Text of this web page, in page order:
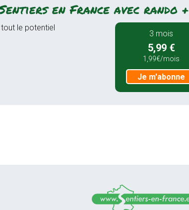
en France avec rando +
le potentiel
3 mois
5,99 €
1,99€/mois
Je m'abonne